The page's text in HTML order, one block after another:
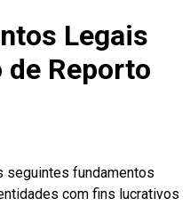
Legais
Reporto
seguintes fundamentos
com fins lucrativos